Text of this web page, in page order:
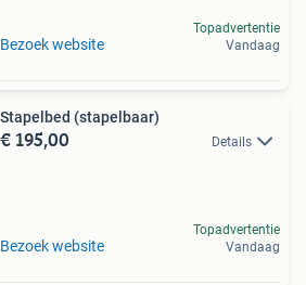
Bezoek website
Topadvertentie
Vandaag
Stapelbed (stapelbaar)
€ 195,00 Details
Bezoek website
Topadvertentie
Vandaag